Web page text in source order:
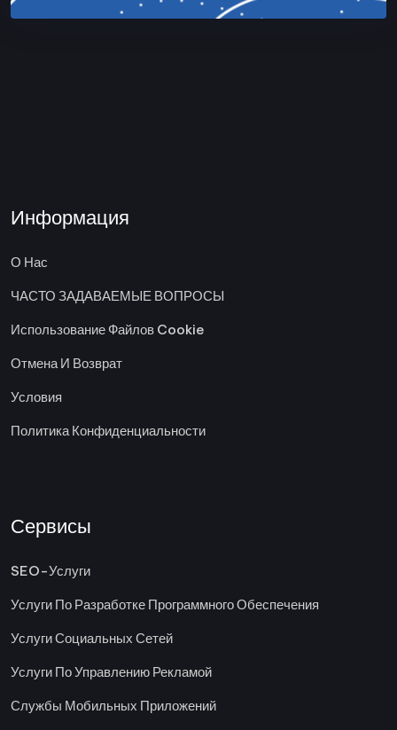
Информация
О Нас
ЧАСТО ЗАДАВАЕМЫЕ ВОПРОСЫ
Использование Файлов Cookie
Отмена И Возврат
Условия
Политика Конфиденциальности
Сервисы
SEO-Услуги
Услуги По Разработке Программного Обеспечения
Услуги Социальных Сетей
Услуги По Управлению Рекламой
Службы Мобильных Приложений